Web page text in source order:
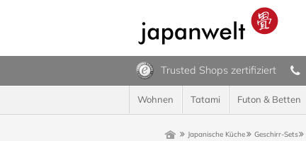
Trusted Shops zertifiziert
Wohnen Tatami Futon & Betten
Japanische Küche Geschirr-Sets